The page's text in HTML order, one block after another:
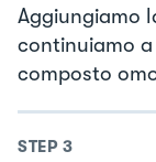
Aggiungiamo
continuiamo
composto
STEP 3